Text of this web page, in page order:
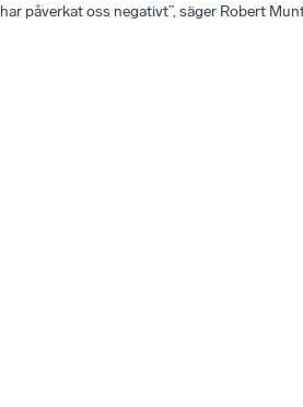
påverkat oss negativt”, säger Robert